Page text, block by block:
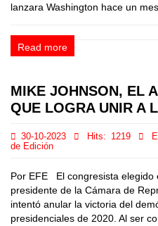
lanzara Washington hace un
Read more
MIKE JOHNSON, EL
QUE LOGRA UNIR A
30-10-2023 Hits: 1219
de Edición
Por EFE El congresista elegido
presidente de la Cámara de
intentó anular la victoria del
presidenciales de 2020. Al ser